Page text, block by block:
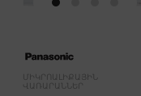
ՄԻԿՐՈԱԼԻՔԱՅԻՆ
ՎԱՌԱՐԱՆՆԵՐ